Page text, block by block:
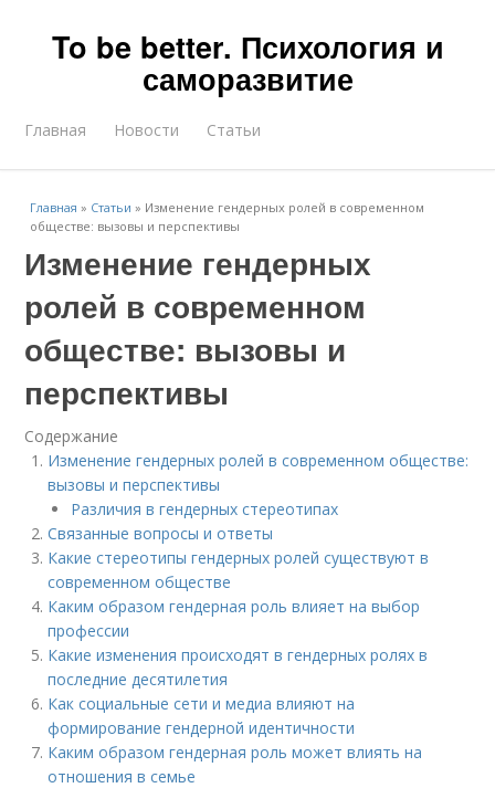
To be better. Психология и
саморазвитие
Главная Новости Статьи
Главная » Статьи » Изменение гендерных ролей в современном
обществе: вызовы и перспективы
Изменение гендерных
ролей в современном
обществе: вызовы и
перспективы
Содержание
Изменение гендерных ролей в современном обществе:
вызовы и перспективы
Различия в гендерных стереотипах
Связанные вопросы и ответы
Какие стереотипы гендерных ролей существуют в
современном обществе
Каким образом гендерная роль влияет на выбор
профессии
Какие изменения происходят в гендерных ролях в
последние десятилетия
Как социальные сети и медиа влияют на
формирование гендерной идентичности
Каким образом гендерная роль может влиять на
отношения в семье